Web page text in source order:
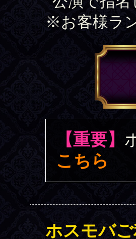
※お客様ラ
【重要】
こちら
ホスモバ